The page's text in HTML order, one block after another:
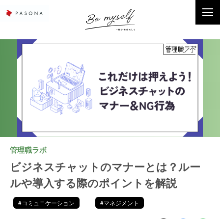
管理職ラボ
ビジネスチャットのマナーとは？ルー
ルや導入する際のポイントを解説
#コミュニケーション #マネジメント